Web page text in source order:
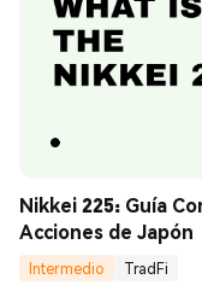
Nikkei 225: Guía
Acciones de Japón
Intermedio
TradFi